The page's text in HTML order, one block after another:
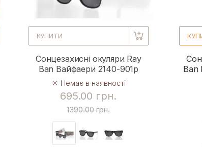
КУПИТИ
Сонцезахисні окуляри Ray
Ban Вайфаери 2140-901p
Немає в наявності
695.00 грн.
1390.00 грн.
Ban